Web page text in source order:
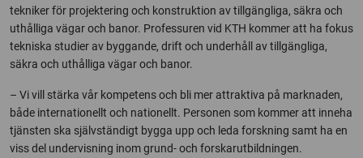
tekniker för projektering och konstruktion av tillgängliga, säkra och
uthålliga vägar och banor. Professuren vid KTH kommer att ha fokus
tekniska studier av byggande, drift och underhåll av tillgängliga,
säkra och uthålliga vägar och banor.
– Vi vill stärka vår kompetens och bli mer attraktiva på marknaden,
både internationellt och nationellt. Personen som kommer att inneha
tjänsten ska självständigt bygga upp och leda forskning samt ha en
viss del undervisning inom grund- och forskarutbildningen.